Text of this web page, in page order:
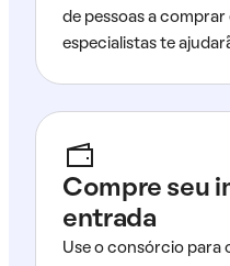
de pessoas a
especialistas te
Compre seu
entrada
Use o consórcio para